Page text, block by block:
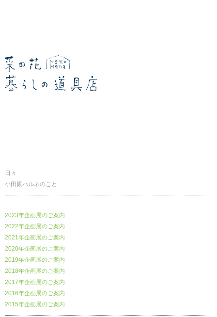
日々
小田原ハルネのこと
2023年企画展のご案内
2022年企画展のご案内
2021年企画展のご案内
2020年企画展のご案内
2019年企画展のご案内
2018年企画展のご案内
2017年企画展のご案内
2016年企画展のご案内
2015年企画展のご案内